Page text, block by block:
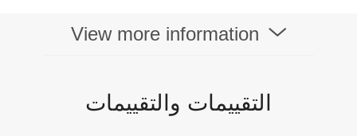
View more information
التقييمات والتقييمات